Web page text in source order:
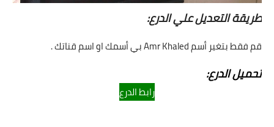
طريقة التعديل علي الدرع:
قم فقط بتغير أسم Amr Khaled بي أسمك او اسم قناتك .
تحميل الدرع:
رابط الدرع